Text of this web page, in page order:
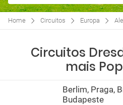
Home Circuitos Europa
Circuitos
mais
Berlim, Praga,
Budapeste